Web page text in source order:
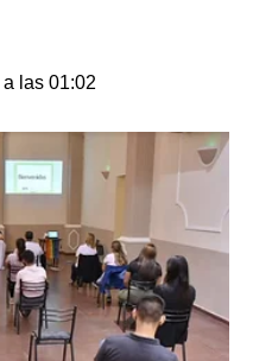
las 01:02